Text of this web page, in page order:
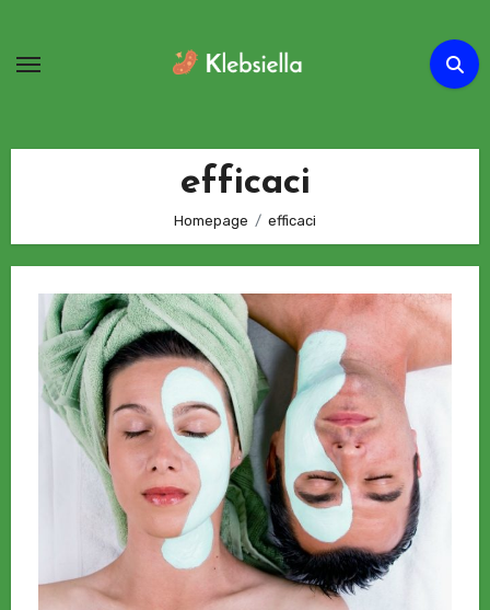
contenuto
efficaci
Homepage efficaci